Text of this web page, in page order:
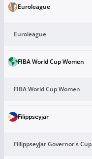
Euroleague
Euroleague
FIBA World Cup Women
FIBA World Cup Women
Filippseyjar
Fillippseyjar Governor's Cup